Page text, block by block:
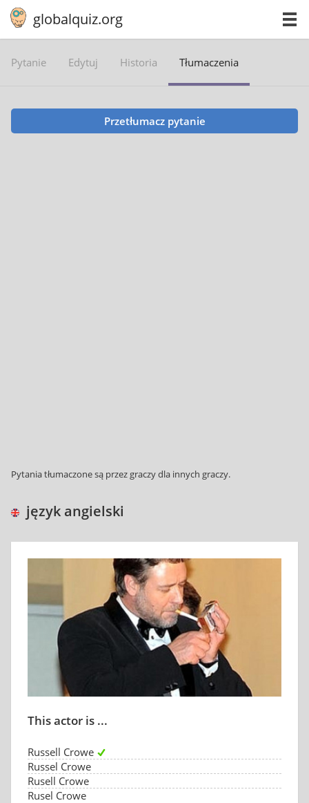
globalquiz.org
Pytanie Edytuj Historia Tłumaczenia
Przetłumacz pytanie
Pytania tłumaczone są przez graczy dla innych graczy.
język angielski
This actor is ...
Russell Crowe
Russel Crowe
Rusell Crowe
Rusel Crowe